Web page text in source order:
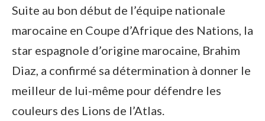
Suite au bon début de l’équipe nationale
marocaine en Coupe d’Afrique des Nations, la
star espagnole d’origine marocaine, Brahim
Diaz, a confirmé sa détermination à donner le
meilleur de lui-même pour défendre les
couleurs des Lions de l’Atlas.